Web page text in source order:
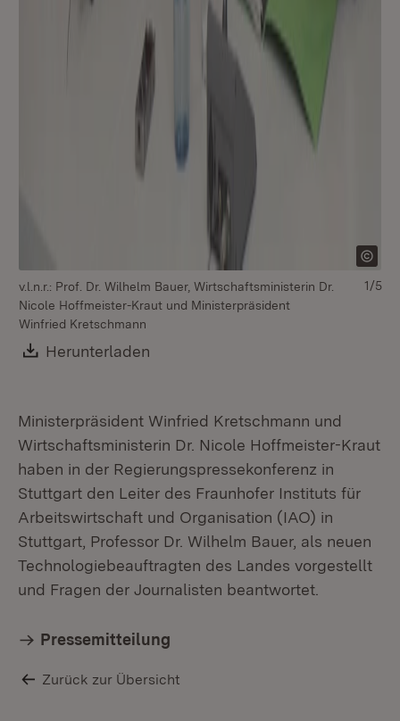
v.l.n.r.: Prof. Dr. Wilhelm Bauer, Wirtschaftsministerin Dr.
Nicole Hoffmeister-Kraut und Ministerpräsident
Winfried Kretschmann
Download:
Herunterladen
1/5
Ministerpräsident Winfried Kretschmann und
Wirtschaftsministerin Dr. Nicole Hoffmeister-Kraut
haben in der Regierungspressekonferenz in
Stuttgart den Leiter des Fraunhofer Instituts für
Arbeitswirtschaft und Organisation (IAO) in
Stuttgart, Professor Dr. Wilhelm Bauer, als neuen
Technologiebeauftragten des Landes vorgestellt
und Fragen der Journalisten beantwortet.
Pressemitteilung
Zurück zur Übersicht